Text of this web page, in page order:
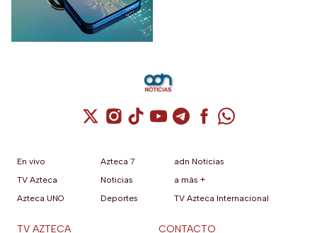
Cuenta de X / Twitter (se abre en una
Cuenta de Instagram (se abre en una
Cuenta de TikTok (se abre en
Cuenta de YouTube (se abre
Cuenta de Telegram (se
Cuenta de
Cuenta de
En vivo
TV Azteca
Azteca UNO
Azteca 7
Noticias
Deportes
adn Noticias
a más +
TV Azteca Internacional
TV AZTECA CONTACTO